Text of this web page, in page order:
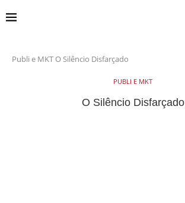
Publi e MKT O Silêncio Disfarçado
PUBLI E MKT
O Silêncio Disfarçado